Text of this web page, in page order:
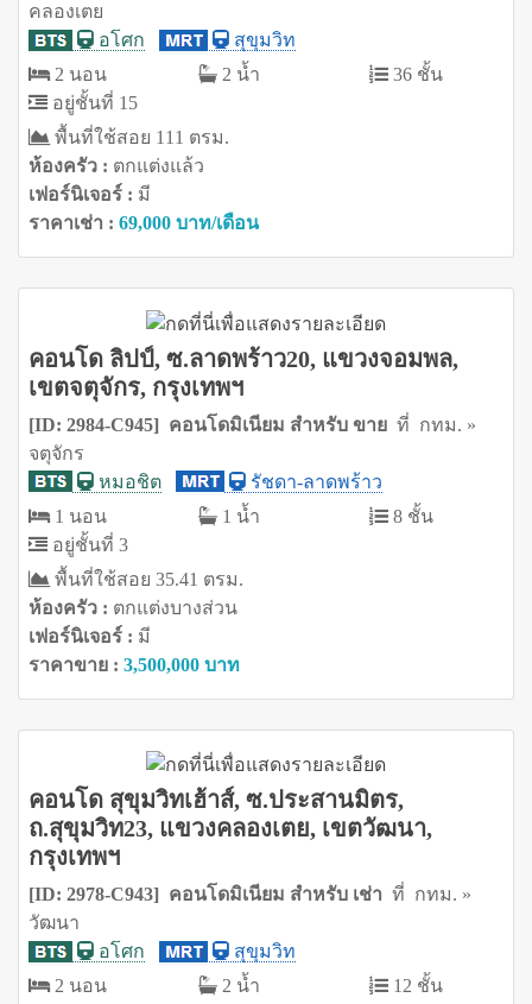
คลองเตย
อโศก
สุขุมวิท
2 นอน
2 น้ำ
36 ชั้น
อยู่ชั้นที่ 15
พื้นที่ใช้สอย 111 ตรม.
ห้องครัว : ตกแต่งแล้ว
เฟอร์นิเจอร์ : มี
ราคาเช่า : 69,000 บาท/เดือน
คอนโด ลิปป์, ซ.ลาดพร้าว20, แขวงจอมพล,
เขตจตุจักร, กรุงเทพฯ
[ID: 2984-C945] คอนโดมิเนียม สำหรับ ขาย ที่ กทม. »
จตุจักร
หมอชิต
รัชดา-ลาดพร้าว
1 นอน
1 น้ำ
8 ชั้น
อยู่ชั้นที่ 3
พื้นที่ใช้สอย 35.41 ตรม.
ห้องครัว : ตกแต่งบางส่วน
เฟอร์นิเจอร์ : มี
ราคาขาย : 3,500,000 บาท
คอนโด สุขุมวิทเฮ้าส์, ซ.ประสานมิตร,
ถ.สุขุมวิท23, แขวงคลองเตย, เขตวัฒนา,
กรุงเทพฯ
[ID: 2978-C943] คอนโดมิเนียม สำหรับ เช่า ที่ กทม. »
วัฒนา
อโศก
สุขุมวิท
2 นอน
2 น้ำ 12 ชั้น